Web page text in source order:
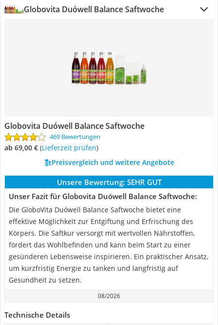
Globovita Duówell Balance Saftwoche
Globovita Duówell Balance Saftwoche
469 Bewertungen
ab 69,00 € (Lieferzeit prüfen)
Preisvergleich und weitere Angebote
Unsere Bewertung: SEHR GUT
Unser Fazit für Globovita Duówell Balance Saftwoche:
Die GloboVita Duówell Balance Saftwoche bietet eine
effektive Möglichkeit zur Entgiftung und Erfrischung des
Körpers. Die Saftkur versorgt mit wertvollen Nährstoffen,
fördert das Wohlbefinden und kann beim Start zu einer
gesünderen Lebensweise inspirieren. Ein praktischer Ansatz,
um kurzfristig Energie zu tanken und langfristig auf
Gesundheit zu setzen.
08/2026
Technische Details